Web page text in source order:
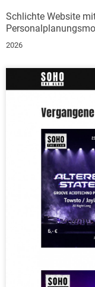
Schlichte Website
2026